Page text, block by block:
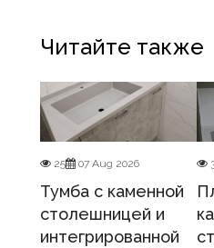
Читайте также
25 07 Aug 2026
Тумба с каменной
столешницей и
интегрированной